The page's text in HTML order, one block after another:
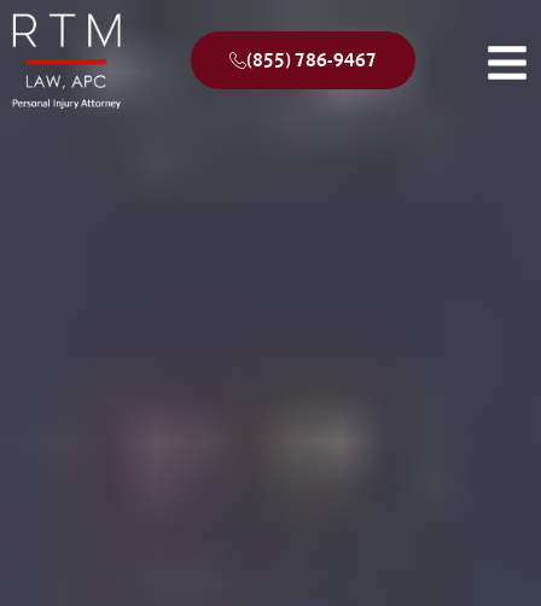
(855) 786-9467